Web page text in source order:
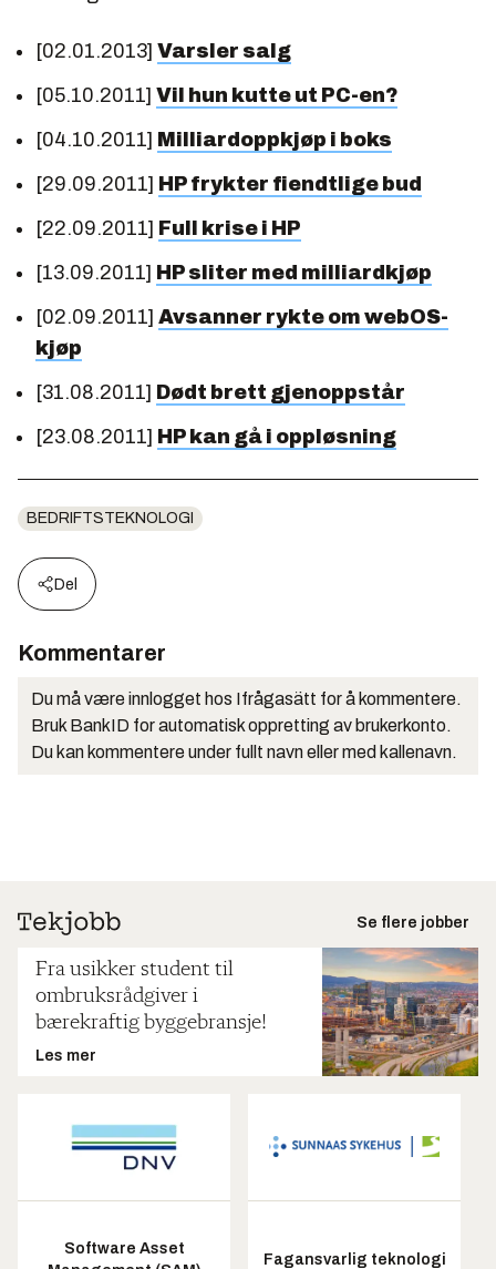
[02.01.2013] Varsler salg
[05.10.2011] Vil hun kutte ut PC-en?
[04.10.2011] Milliardoppkjøp i boks
[29.09.2011] HP frykter fiendtlige bud
[22.09.2011] Full krise i HP
[13.09.2011] HP sliter med milliardkjøp
[02.09.2011] Avsanner rykte om webOS-
kjøp
[31.08.2011] Dødt brett gjenoppstår
[23.08.2011] HP kan gå i oppløsning
BEDRIFTSTEKNOLOGI
Del
Kommentarer
Du må være innlogget hos Ifrågasätt for å kommentere.
Bruk BankID for automatisk oppretting av brukerkonto.
Du kan kommentere under fullt navn eller med kallenavn.
Se flere jobber
Fra usikker student til
ombruksrådgiver i
bærekraftig byggebransje!
Les mer
Software Asset
Fagansvarlig teknologi